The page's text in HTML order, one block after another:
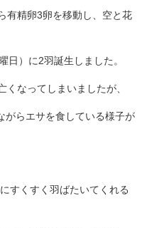
有精卵3卵を移動し、空と花
日）に2羽誕生しました。
なってしまいましたが、
がらエサを食している様子が
すくすく羽ばたいてくれる